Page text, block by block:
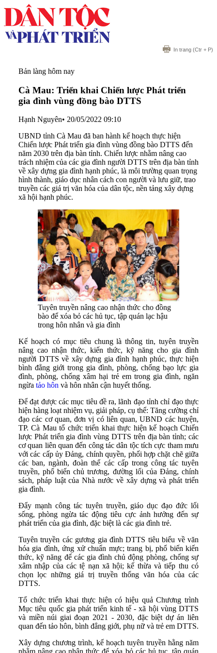
In trang (Ctr + P)
Bản làng hôm nay
Cà Mau: Triển khai Chiến lược Phát triển
gia đình vùng đồng bào DTTS
Hạnh Nguyên• 20/05/2022 09:10
UBND tỉnh Cà Mau đã ban hành kế hoạch thực hiện
Chiến lược Phát triển gia đình vùng đồng bào DTTS đến
năm 2030 trên địa bàn tỉnh. Chiến lược nhằm nâng cao
trách nhiệm của các gia đình người DTTS trên địa bàn tỉnh
về xây dựng gia đình hạnh phúc, là môi trường quan trọng
hình thành, giáo dục nhân cách con người và lưu giữ, trao
truyền các giá trị văn hóa của dân tộc, nền tảng xây dựng
xã hội hạnh phúc.
Tuyên truyền nâng cao nhận thức cho đồng
bào để xóa bỏ các hủ tục, tập quán lạc hậu
trong hôn nhân và gia đình
Kế hoạch có mục tiêu chung là thông tin, tuyên truyền
nâng cao nhận thức, kiến thức, kỹ năng cho gia đình
người DTTS về xây dựng gia đình hạnh phúc, thực hiện
bình đẳng giới trong gia đình, phòng, chống bạo lực gia
đình, phòng, chống xâm hại trẻ em trong gia đình, ngăn
ngừa tảo hôn và hôn nhân cận huyết thống.
Để đạt được các mục tiêu đề ra, lãnh đạo tỉnh chỉ đạo thực
hiện hàng loạt nhiệm vụ, giải pháp, cụ thể: Tăng cường chỉ
đạo các cơ quan, đơn vị có liên quan, UBND các huyện,
TP. Cà Mau tổ chức triển khai thực hiện kế hoạch Chiến
lược Phát triển gia đình vùng DTTS trên địa bàn tỉnh; các
cơ quan liên quan đến công tác dân tộc tích cực tham mưu
với các cấp ủy Đảng, chính quyền, phối hợp chặt chẽ giữa
các ban, ngành, đoàn thể các cấp trong công tác tuyên
truyền, phổ biến chủ trương, đường lối của Đảng, chính
sách, pháp luật của Nhà nước về xây dựng và phát triển
gia đình.
Đẩy mạnh công tác tuyên truyền, giáo dục đạo đức lối
sống, phòng ngừa tác động tiêu cực ảnh hưởng đến sự
phát triển của gia đình, đặc biệt là các gia đình trẻ.
Tuyên truyền các gương gia đình DTTS tiêu biểu về văn
hóa gia đình, ứng xử chuẩn mực; trang bị, phổ biến kiến
thức, kỹ năng để các gia đình chủ động phòng, chống sự
xâm nhập của các tệ nạn xã hội; kế thừa và tiếp thu có
chọn lọc những giá trị truyền thống văn hóa của các
DTTS.
Tổ chức triển khai thực hiện có hiệu quả Chương trình
Mục tiêu quốc gia phát triển kinh tế - xã hội vùng DTTS
và miền núi giai đoạn 2021 - 2030, đặc biệt dự án liên
quan đến tảo hôn, bình đẳng giới, phụ nữ và trẻ em DTTS.
Xây dựng chương trình, kế hoạch tuyên truyền hằng năm
nhằm nâng cao nhận thức để xóa bỏ các hủ tục, tập quán